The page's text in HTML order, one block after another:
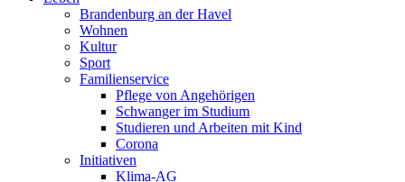
Brandenburg an der Havel
Wohnen
Kultur
Sport
Familienservice
Pflege von Angehörigen
Schwanger im Studium
Studieren und Arbeiten mit Kind
Corona
Initiativen
Klima-AG